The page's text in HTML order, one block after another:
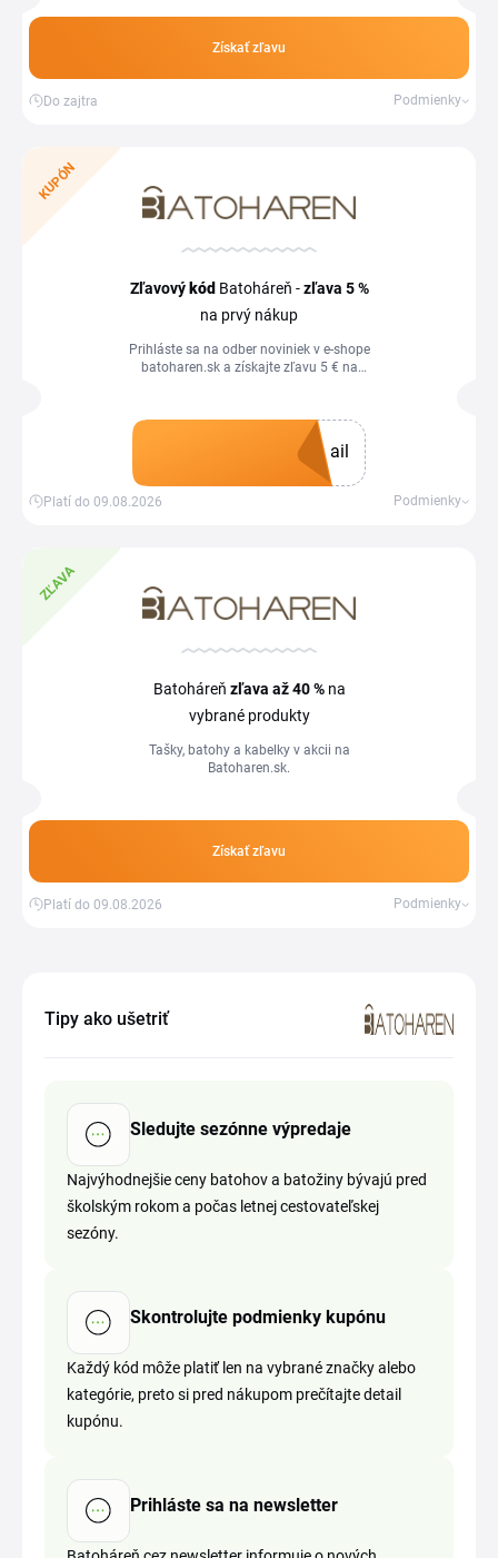
Batoháreň...
Získať zľavu
Do zajtra Podmienky
KUPÓN
Zľavový kód Batoháreň -zľava 5 %
na prvý nákup
Prihláste sa na odber noviniek v e-shope
batoharen.sk a získajte zľavu 5 € na
ail
Platí do 09.08.2026 Podmienky
ZĽAVA
Batoháreň zľava až 40 %na
vybrané produkty
Tašky, batohy a kabelky v akcii na
Batoharen.sk.
Získať zľavu
Platí do 09.08.2026 Podmienky
Tipy ako ušetriť
Sledujte sezónne výpredaje
Najvýhodnejšie ceny batohov a batožiny bývajú pred
školským rokom a počas letnej cestovateľskej
sezóny.
Skontrolujte podmienky kupónu
Každý kód môže platiť len na vybrané značky alebo
kategórie, preto si pred nákupom prečítajte detail
kupónu.
Prihláste sa na newsletter